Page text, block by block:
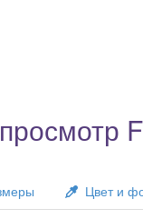
Цвет и